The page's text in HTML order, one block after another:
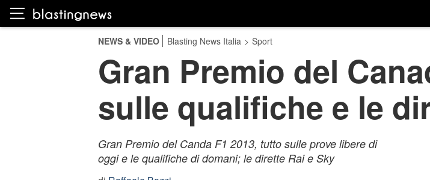
NEWS & VIDEO Blasting News Italia > Sport
Gran Premio del
sulle qualifiche e le
Gran Premio del Canda F1 2013, tutto sulle prove libere di
oggi e le qualifiche di domani; le dirette Rai e Sky